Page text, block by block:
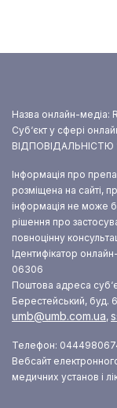
Назва онлайн-медіа:
Суб‘єкт у сфері
ВІДПОВІДАЛЬНІСТЮ
Інформація про
розміщена на сайті,
інформація не може
рішення про
повноцінну
Ідентифікатор
06306
Поштова адреса
Берестейський, буд.
umb@umb.com.ua,
Телефон:
Вебсайт
медичних установ і